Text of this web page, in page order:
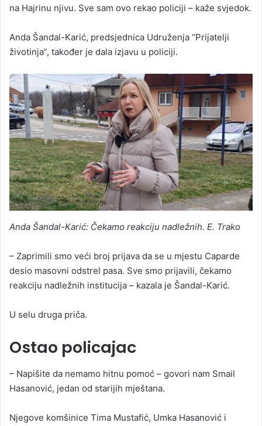
na Hajrinu njivu. Sve sam ovo rekao policiji – kaže svjedok.
Anda Šandal-Karić, predsjednica Udruženja “Prijatelji
životinja”, također je dala izjavu u policiji.
Anda Šandal-Karić: Čekamo reakciju nadležnih. E. Trako
– Zaprimili smo veći broj prijava da se u mjestu Caparde
desio masovni odstrel pasa. Sve smo prijavili, čekamo
reakciju nadležnih institucija – kazala je Šandal-Karić.
U selu druga priča.
Ostao policajac
– Napišite da nemamo hitnu pomoć – govori nam Smail
Hasanović, jedan od starijih mještana.
Njegove komšinice Tima Mustafić, Umka Hasanović i